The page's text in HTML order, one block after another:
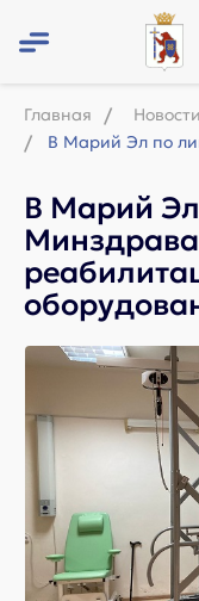
Главная
Новости
В Марий